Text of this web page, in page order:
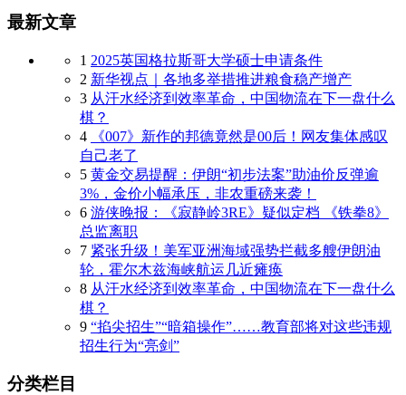
最新文章
1 2025英国格拉斯哥大学硕士申请条件
2 新华视点｜各地多举措推进粮食稳产增产
3 从汗水经济到效率革命，中国物流在下一盘什么
棋？
4
《007》新作的邦德竟然是00后！网友集体感叹
自己老了
5 黄金交易提醒：伊朗“初步法案”助油价反弹逾
3%，金价小幅承压，非农重磅来袭！
6 游侠晚报：《寂静岭3RE》疑似定档 《铁拳8》
总监离职
7 紧张升级！美军亚洲海域强势拦截多艘伊朗油
轮，霍尔木兹海峡航运几近瘫痪
8 从汗水经济到效率革命，中国物流在下一盘什么
棋？
9 “掐尖招生”“暗箱操作”……教育部将对这些违规
招生行为“亮剑”
分类栏目